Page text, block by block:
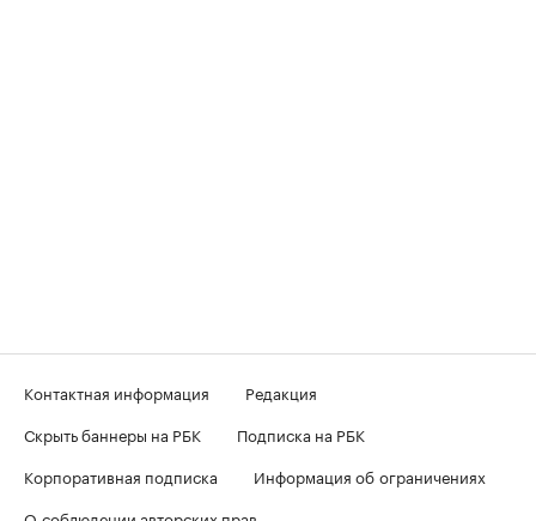
Контактная информация
Редакция
Скрыть баннеры на РБК
Подписка на РБК
Корпоративная подписка
Информация об ограничениях